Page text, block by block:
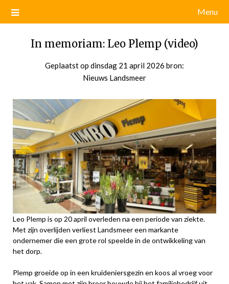
Menu
In memoriam: Leo Plemp (video)
Geplaatst op dinsdag 21 april 2026 door
bron:
Nieuws Landsmeer
Leo Plemp is op 20 april overleden na een periode van ziekte.
Met zijn overlijden verliest Landsmeer een markante
ondernemer die een grote rol speelde in de ontwikkeling van
het dorp.
Plemp groeide op in een kruideniersgezin en koos al vroeg voor